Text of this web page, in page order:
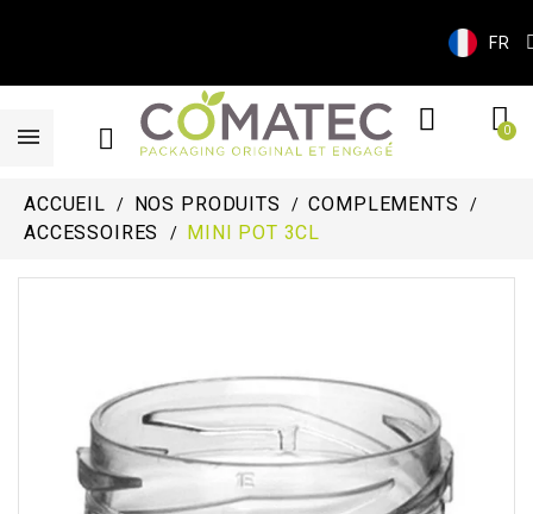
FR
ACCUEIL NOS PRODUITS
COMPLEMENTS
ACCESSOIRES
MINI POT 3CL